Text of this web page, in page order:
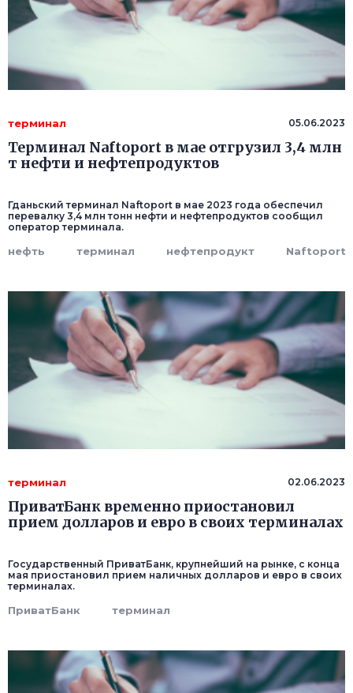
терминал 05.06.2023
Терминал Naftoport в мае отгрузил 3,4 млн
т нефти и нефтепродуктов
Гданьский терминал Naftoport в мае 2023 года обеспечил
перевалку 3,4 млн тонн нефти и нефтепродуктов сообщил
оператор терминала.
нефть терминал нефтепродукт Naftoport
терминал 02.06.2023
ПриватБанк временно приостановил
прием долларов и евро в своих терминалах
Государственный ПриватБанк, крупнейший на рынке, с конца
мая приостановил прием наличных долларов и евро в своих
терминалах.
ПриватБанк терминал